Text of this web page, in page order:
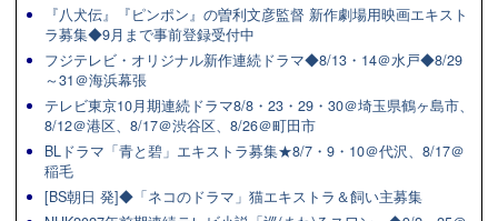
『八犬伝』『ピンポン』の曽利文彦監督 新作劇場用映画エキスト
ラ募集◆9月まで事前登録受付中
フジテレビ・オリジナル新作連続ドラマ◆8/13・14＠水戸◆8/29
～31＠海浜幕張
テレビ東京10月期連続ドラマ8/8・23・29・30＠埼玉県鶴ヶ島市、
8/12＠港区、8/17＠渋谷区、8/26＠町田市
BLドラマ「青と碧」エキストラ募集★8/7・9・10＠代沢、8/17＠
稲毛
[BS朝日 発]◆「ネコのドラマ」猫エキストラ＆飼い主募集